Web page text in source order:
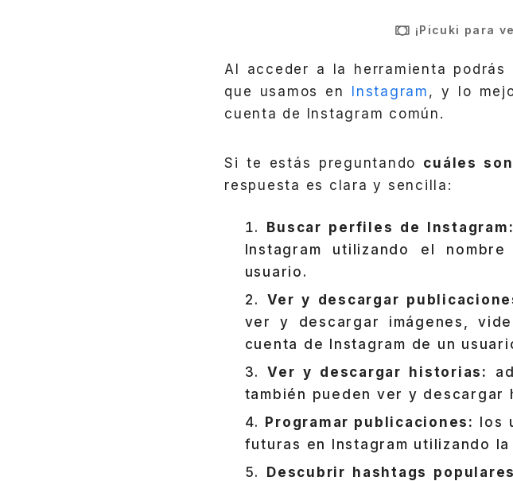
¡Picuki para
Al acceder a la herramienta podrás
que usamos en
Instagram , y lo
cuenta de Instagram común.
Si te estás preguntando cuáles
respuesta es clara y sencilla:
Buscar perfiles de Instagram:
Instagram utilizando el
usuario.
Ver y descargar
ver y descargar imágenes,
cuenta de Instagram de un
Ver y descargar historias:
también pueden ver y descargar
Programar publicaciones: los
futuras en Instagram utilizando
Descubrir hashtags